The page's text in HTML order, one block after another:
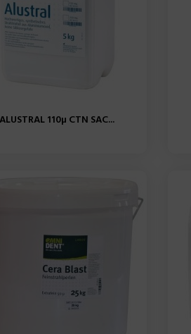
ALUSTRAL 110µ CTN SAC...